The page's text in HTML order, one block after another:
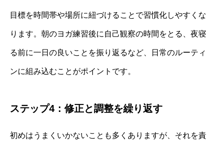
目標を時間帯や場所に紐づけることで習慣化しやすくな
ります。朝のヨガ練習後に自己観察の時間をとる、夜寝
る前に一日の良いことを振り返るなど、日常のルーティ
ンに組み込むことがポイントです。
ステップ4：修正と調整を繰り返す
初めはうまくいかないことも多くありますが、それを責